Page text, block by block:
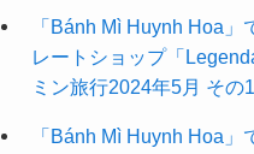
「Bánh Mì Huynh Hoa
レートショップ「
ミン旅行2024年5月 その
「Bánh Mì Huynh Hoa